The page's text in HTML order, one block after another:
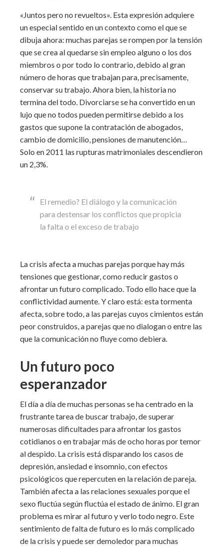
«Juntos pero no revueltos». Esta expresión adquiere
un especial sentido en un contexto como el que se
dibuja ahora: muchas parejas se rompen por la tensión
que se crea al quedarse sin empleo alguno o los dos
miembros o por todo lo contrario, debido al gran
número de horas que trabajan para, precisamente,
conservar su trabajo. Ahora bien, la historia no
termina del todo. Divorciarse se ha convertido en un
lujo que no todos pueden permitirse debido a los
gastos que supone la contratación de abogados,
cambio de domicilio, pensiones de manutención…
Solo en 2011 las rupturas matrimoniales descendieron
un 2,3%.
El remedio? El diálogo y la comunicación
para destensar los conflictos que propicia
la falta o el exceso de trabajo
La crisis afecta a muchas parejas porque hay más
tensiones que gestionar, como reducir gastos o
afrontar un futuro complicado. Todo ello hace que la
conflictividad aumente. Y claro está: esta tormenta
afecta, sobre todo, a las parejas cuyos cimientos están
peor construidos, a parejas que no dialogan o entre las
que la comunicación no fluye como debiera.
Un futuro poco
esperanzador
El día a día de muchas personas se ha centrado en la
frustrante tarea de buscar trabajo, de superar
numerosas dificultades para afrontar los gastos
cotidianos o en trabajar más de ocho horas por temor
al despido. La crisis está disparando los casos de
depresión, ansiedad e insomnio, con efectos
psicológicos que repercuten en la relación de pareja.
También afecta a las relaciones sexuales porque el
sexo fluctúa según fluctúa el estado de ánimo. El gran
problema es mirar al futuro y verlo todo negro. Este
sentimiento de falta de futuro es lo más complicado
de la crisis y puede ser demoledor para muchas